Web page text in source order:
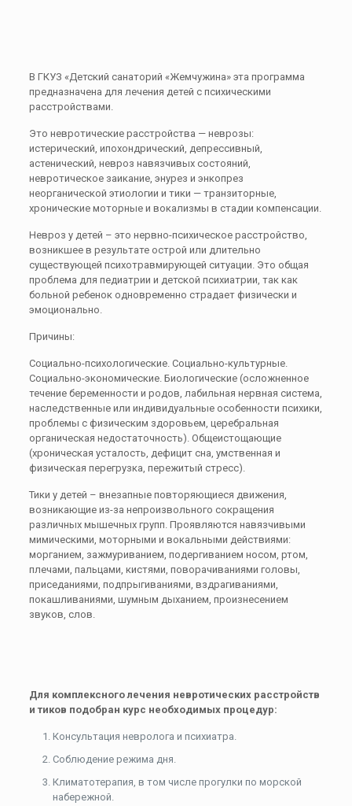
В ГКУЗ «Детский санаторий «Жемчужина» эта программа
предназначена для лечения детей с психическими
расстройствами.
Это невротические расстройства — неврозы:
истерический, ипохондрический, депрессивный,
астенический, невроз навязчивых состояний,
невротическое заикание, энурез и энкопрез
неорганической этиологии и тики — транзиторные,
хронические моторные и вокализмы в стадии компенсации.
Невроз у детей – это нервно-психическое расстройство,
возникшее в результате острой или длительно
существующей психотравмирующей ситуации. Это общая
проблема для педиатрии и детской психиатрии, так как
больной ребенок одновременно страдает физически и
эмоционально.
Причины:
Социально-психологические. Социально-культурные.
Социально-экономические. Биологические (осложненное
течение беременности и родов, лабильная нервная система,
наследственные или индивидуальные особенности психики,
проблемы с физическим здоровьем, церебральная
органическая недостаточность). Общеистощающие
(хроническая усталость, дефицит сна, умственная и
физическая перегрузка, пережитый стресс).
Тики у детей – внезапные повторяющиеся движения,
возникающие из-за непроизвольного сокращения
различных мышечных групп. Проявляются навязчивыми
мимическими, моторными и вокальными действиями:
морганием, зажмуриванием, подергиванием носом, ртом,
плечами, пальцами, кистями, поворачиваниями головы,
приседаниями, подпрыгиваниями, вздрагиваниями,
покашливаниями, шумным дыханием, произнесением
звуков, слов.
Для комплексного лечения невротических расстройств
и тиков подобран курс необходимых процедур:
Консультация невролога и психиатра.
Соблюдение режима дня.
Климатотерапия, в том числе прогулки по морской
набережной.